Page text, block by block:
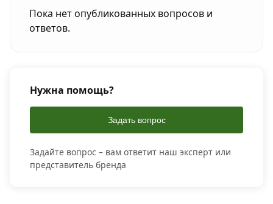
Пока нет опубликованных вопросов и
ответов.
Нужна помощь?
Задать вопрос
Задайте вопрос – вам ответит наш эксперт или
представитель бренда